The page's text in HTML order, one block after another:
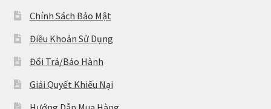
Chính Sách Bảo Mật
Điều Khoản Sử Dụng
Đổi Trả/Bảo Hành
Giải Quyết Khiếu Nại